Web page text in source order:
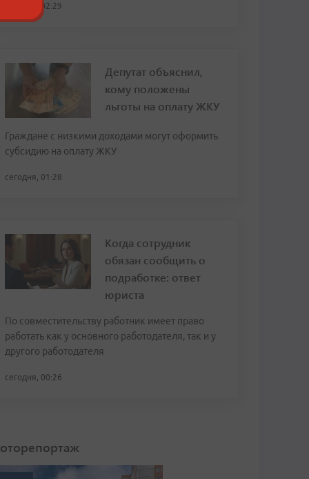
сегодня, 02:29
Депутат объяснил,
кому положены
льготы на оплату ЖКУ
Граждане с низкими доходами могут оформить
субсидию на оплату ЖКУ
сегодня, 01:28
Когда сотрудник
обязан сообщить о
подработке: ответ
юриста
По совместительству работник имеет право
работать как у основного работодателя, так и у
другого работодателя
сегодня, 00:26